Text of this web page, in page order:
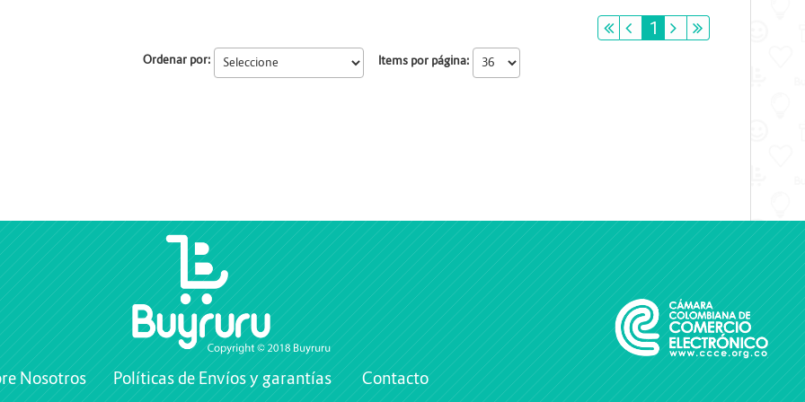
primeiro
anterior
1 próximo
Ordenar por: Items por página:
Nosotros Políticas de Envíos y garantías Contacto